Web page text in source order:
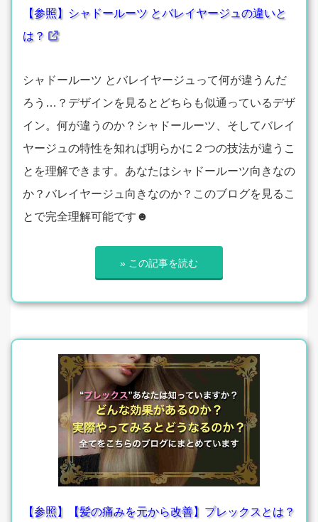
【参照】シャドールーツ とバレイヤージュの違いと
は？
シャドールーツ とバレイヤージュって何が違うんだ
ろう…？デザインを見るとどちらも似通っているデザ
イン。何が違うのか？シャドールーツ、そしてバレイ
ヤージュの特性を知れば明らかに２つの技法が違うこ
とを理解できます。あなたはシャドールーツ向きなの
か？バレイヤージュ向きなのか？このブログを見るこ
とで完全理解可能です☻
» この記事を読む
【参照】【髪の痛みを元から改善】プレックスとは？